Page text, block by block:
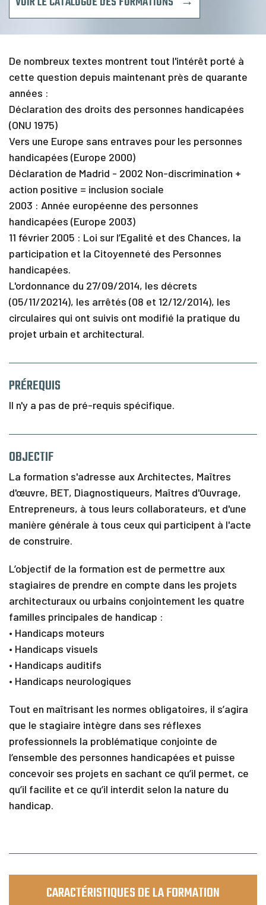
C
a
d
e
F
n
n
c
e
m
e
n
I
n
f
o
s
&
C
a
c
t
De nombreux textes montrent tout l'intérêt porté à
cette question depuis maintenant près de quarante
années :
Déclaration des droits des personnes handicapées
(ONU 1975)
Vers une Europe sans entraves pour les personnes
handicapées (Europe 2000)
Déclaration de Madrid - 2002 Non-discrimination +
action positive = inclusion sociale
2003 : Année européenne des personnes
handicapées (Europe 2003)
11 février 2005 : Loi sur l’Egalité et des Chances, la
participation et la Citoyenneté des Personnes
handicapées.
L'ordonnance du 27/09/2014, les décrets
(05/11/20214), les arrêtés (08 et 12/12/2014), les
circulaires qui ont suivis ont modifié la pratique du
projet urbain et architectural.
PRÉREQUIS
Il n'y a pas de pré-requis spécifique.
OBJECTIF
La formation s'adresse aux Architectes, Maîtres
d'œuvre, BET, Diagnostiqueurs, Maîtres d'Ouvrage,
Entrepreneurs, à tous leurs collaborateurs, et d'une
manière générale à tous ceux qui participent à l'acte
de construire.
L’objectif de la formation est de permettre aux
stagiaires de prendre en compte dans les projets
architecturaux ou urbains conjointement les quatre
familles principales de handicap :
• Handicaps moteurs
• Handicaps visuels
• Handicaps auditifs
• Handicaps neurologiques
Tout en maîtrisant les normes obligatoires, il s’agira
que le stagiaire intègre dans ses réflexes
professionnels la problématique conjointe de
l’ensemble des personnes handicapées et puisse
concevoir ses projets en sachant ce qu’il permet, ce
qu’il facilite et ce qu’il interdit selon la nature du
handicap.
CARACTÉRISTIQUES DE LA FORMATION